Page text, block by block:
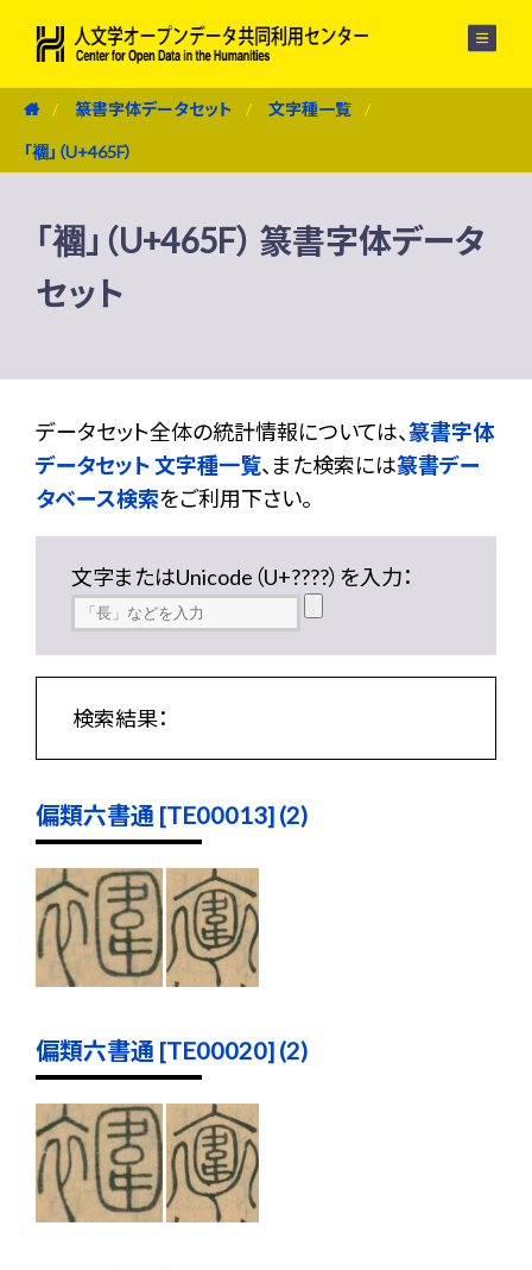
篆書字体データセット 文字種一覧
「䙟」（U+465F）
「䙟」（U+465F） 篆書字体データ
セット
データセット全体の統計情報については、篆書字体
データセット 文字種一覧、また検索には篆書デー
タベース検索をご利用下さい。
文字またはUnicode（U+????）を入力：
検索結果：
偏類六書通 [TE00013] (2)
偏類六書通 [TE00020] (2)